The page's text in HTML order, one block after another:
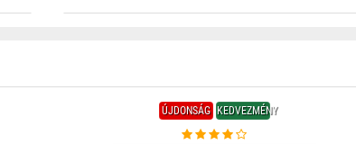
ÚJDONSÁG KEDVEZMÉNY